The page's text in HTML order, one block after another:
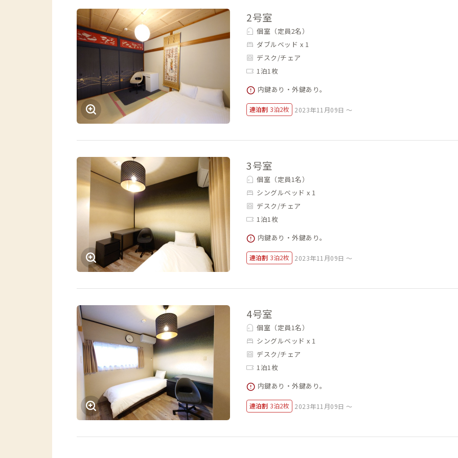
2号室
個室（定員2名）
ダブルベッド x 1
デスク/チェア
1泊1枚
内鍵あり・外鍵あり。
連泊割 3泊2枚 2023年11月09日 ～
3号室
個室（定員1名）
シングルベッド x 1
デスク/チェア
1泊1枚
内鍵あり・外鍵あり。
連泊割 3泊2枚 2023年11月09日 ～
4号室
個室（定員1名）
シングルベッド x 1
デスク/チェア
1泊1枚
内鍵あり・外鍵あり。
連泊割 3泊2枚 2023年11月09日 ～